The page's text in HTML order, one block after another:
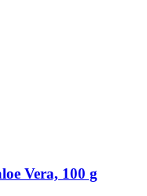
Vera, 100 g